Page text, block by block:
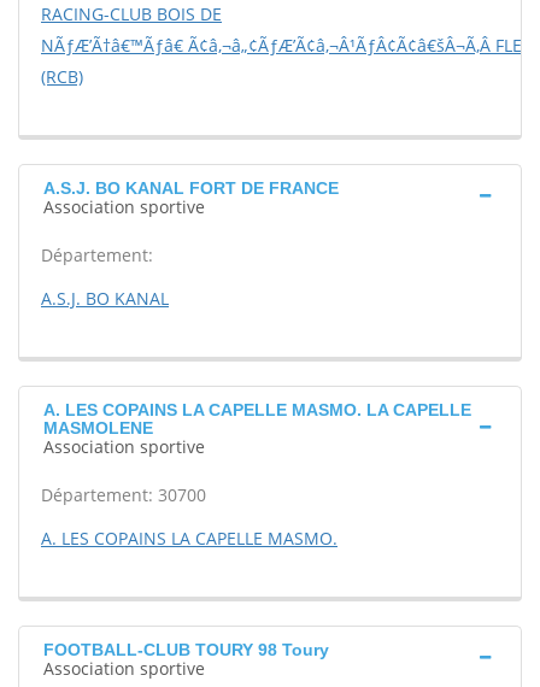
RACING-CLUB BOIS DE
NÃƒÆ’Ã†â€™Ãƒâ€ Ã¢â‚¬â„¢ÃƒÆ’Ã¢â‚¬Â¹ÃƒÂ¢Ã¢â€šÂ¬Ã‚Â FLES
(RCB)
A.S.J. BO KANAL FORT DE FRANCE
Association sportive
Département:
A.S.J. BO KANAL
A. LES COPAINS LA CAPELLE MASMO. LA CAPELLE
MASMOLENE
Association sportive
Département: 30700
A. LES COPAINS LA CAPELLE MASMO.
FOOTBALL-CLUB TOURY 98 Toury
Association sportive